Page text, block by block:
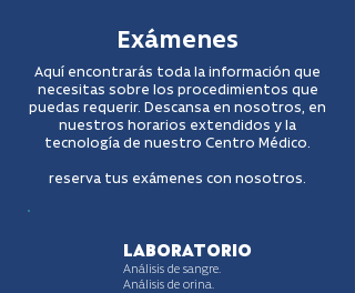
Exámenes
Aquí encontrarás toda la información que
necesitas sobre los procedimientos que
puedas requerir. Descansa en nosotros, en
nuestros horarios extendidos y la
tecnología de nuestro Centro Médico.
reserva tus exámenes con nosotros.
LABORATORIO
Análisis de sangre.
Análisis de orina.